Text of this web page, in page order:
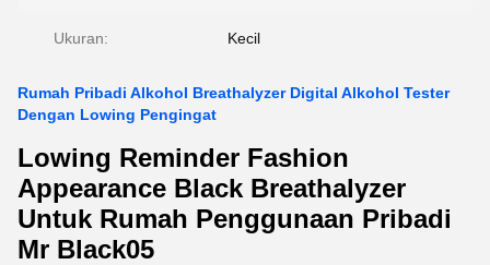
Ukuran: Kecil
Rumah Pribadi Alkohol Breathalyzer Digital Alkohol Tester
Dengan Lowing Pengingat
Lowing Reminder Fashion
Appearance Black Breathalyzer
Untuk Rumah Penggunaan Pribadi
Mr Black05